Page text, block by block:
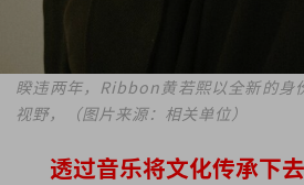
睽违两年，Ribbon黄若熙以全新的
视野，（图片来源：相关单位）
透过音乐将文化传承下去